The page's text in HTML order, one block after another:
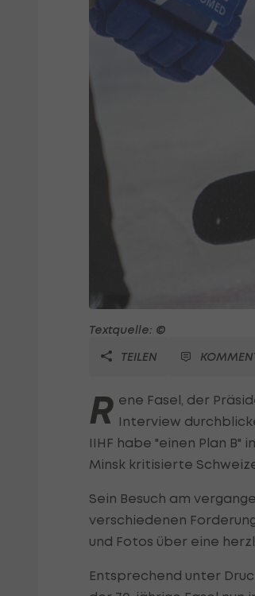
Textquelle: ©
TEILEN
R ene Fasel, der
Interview
IIHF habe "einen Plan
Minsk kritisierte
Sein Besuch am
verschiedenen
und Fotos über eine
Entsprechend unter